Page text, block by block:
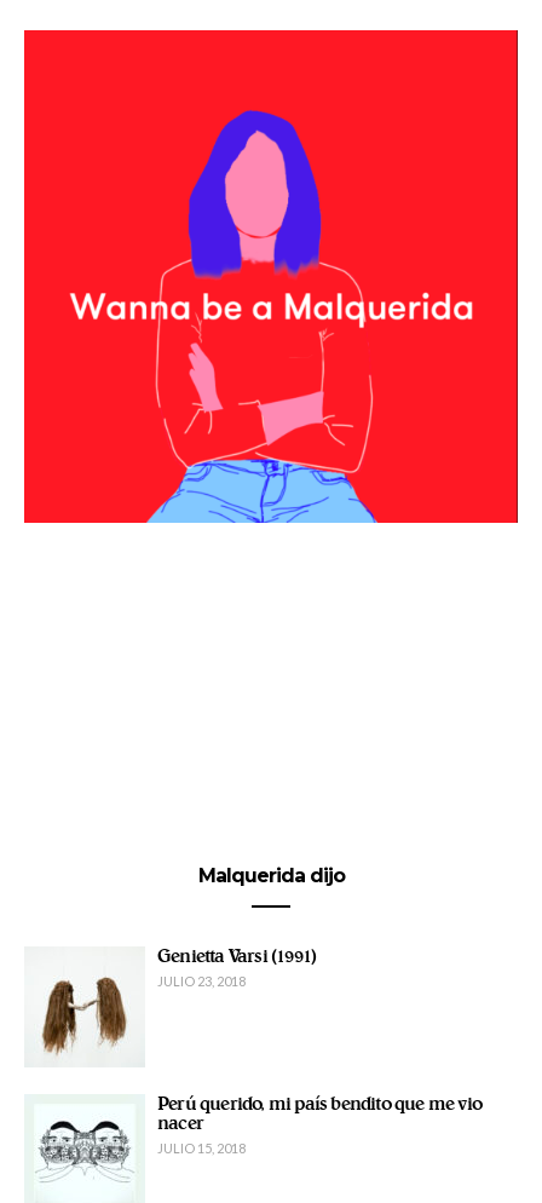
Malquerida dijo
Genietta Varsi (1991)
JULIO 23, 2018
Perú querido, mi país bendito que me vio
nacer
JULIO 15, 2018